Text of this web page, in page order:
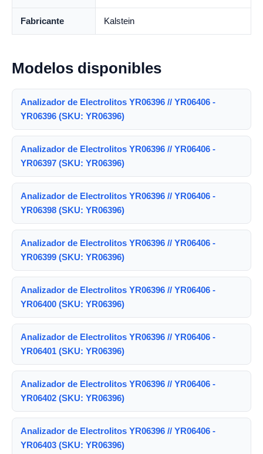
Fabricante Kalstein
Modelos disponibles
Analizador de Electrolitos YR06396 // YR06406 -
YR06396 (SKU: YR06396)
Analizador de Electrolitos YR06396 // YR06406 -
YR06397 (SKU: YR06396)
Analizador de Electrolitos YR06396 // YR06406 -
YR06398 (SKU: YR06396)
Analizador de Electrolitos YR06396 // YR06406 -
YR06399 (SKU: YR06396)
Analizador de Electrolitos YR06396 // YR06406 -
YR06400 (SKU: YR06396)
Analizador de Electrolitos YR06396 // YR06406 -
YR06401 (SKU: YR06396)
Analizador de Electrolitos YR06396 // YR06406 -
YR06402 (SKU: YR06396)
Analizador de Electrolitos YR06396 // YR06406 -
YR06403 (SKU: YR06396)